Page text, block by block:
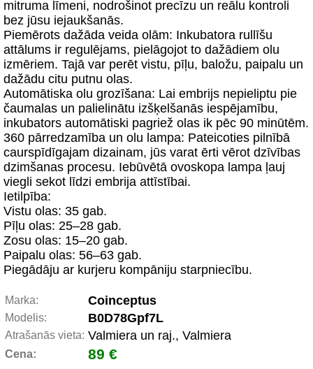
mitruma līmeni, nodrošinot precīzu un reālu kontroli
bez jūsu iejaukšanās.
Piemērots dažāda veida olām: Inkubatora rullīšu
attālums ir regulējams, pielāgojot to dažādiem olu
izmēriem. Tajā var perēt vistu, pīļu, baložu, paipalu un
dažādu citu putnu olas.
Automātiska olu grozīšana: Lai embrijs nepieliptu pie
čaumalas un palielinātu izšķelšanās iespējamību,
inkubators automātiski pagriež olas ik pēc 90 minūtēm.
360 pārredzamība un olu lampa: Pateicoties pilnībā
caurspīdīgajam dizainam, jūs varat ērti vērot dzīvības
dzimšanas procesu. Iebūvētā ovoskopa lampa ļauj
viegli sekot līdzi embrija attīstībai.
Ietilpība:
Vistu olas: 35 gab.
Pīļu olas: 25–28 gab.
Zosu olas: 15–20 gab.
Paipalu olas: 56–63 gab.
Piegādāju ar kurjeru kompāniju starpniecību.
Marka: Coinceptus
Modelis: B0D78Gpf7L
Atrašanās vieta: Valmiera un raj., Valmiera
Cena: 89 €